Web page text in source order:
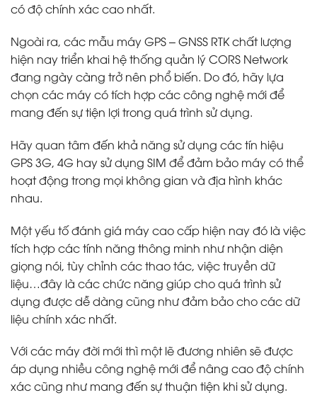
có độ chính xác cao nhất.
Ngoài ra, các mẫu máy GPS – GNSS RTK chất lượng
hiện nay triển khai hệ thống quản lý CORS Network
đang ngày càng trở nên phổ biến. Do đó, hãy lựa
chọn các máy có tích hợp các công nghệ mới để
mang đến sự tiện lợi trong quá trình sử dụng.
Hãy quan tâm đến khả năng sử dụng các tín hiệu
GPS 3G, 4G hay sử dụng SIM để đảm bảo máy có thể
hoạt động trong mọi không gian và địa hình khác
nhau.
Một yếu tố đánh giá máy cao cấp hiện nay đó là việc
tích hợp các tính năng thông minh như nhận diện
giọng nói, tùy chỉnh các thao tác, việc truyền dữ
liệu…đây là các chức năng giúp cho quá trình sử
dụng được dễ dàng cũng như đảm bảo cho các dữ
liệu chính xác nhất.
Với các máy đời mới thì một lẽ đương nhiên sẽ được
áp dụng nhiều công nghệ mới để nâng cao độ chính
xác cũng như mang đến sự thuận tiện khi sử dụng.